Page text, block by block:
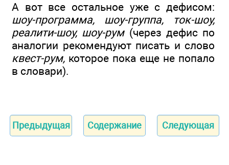
А вот все остальное уже с дефисом:
шоу-программа, шоу-группа, ток-шоу,
реалити-шоу, шоу-рум(через дефис по
аналогии рекомендуют писать и слово
квест-рум, которое пока еще не попало
в словари).
Предыдущая Содержание Следующая